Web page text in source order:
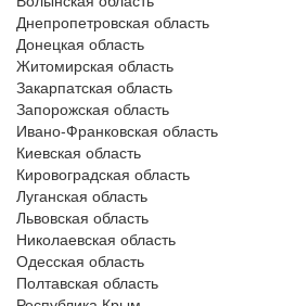
Днепропетровская область
Донецкая область
Житомирская область
Закарпатская область
Запорожская область
Ивано-Франковская область
Киевская область
Кировоградская область
Луганская область
Львовская область
Николаевская область
Одесская область
Полтавская область